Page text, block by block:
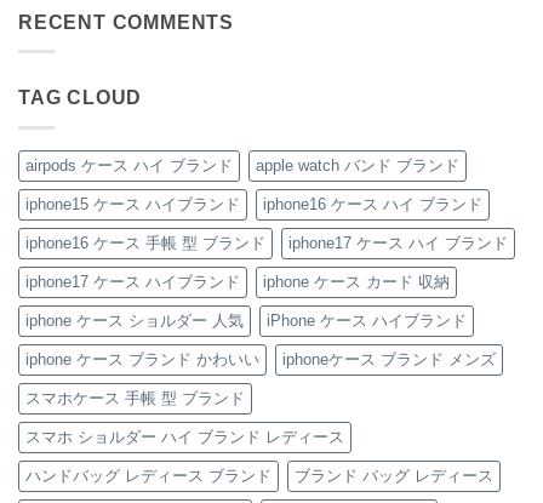
ダ
ー
ッ
ハ
イ
ブ
ラ
ン
ド
iPhone
ケ
ー
ス
の
ご
紹
介
へ
の
グ
ッ
帳
ー
ス
の
魅
力
を
底
レ
ビ
ュ
ー！
へ
の
す
め！
問
さ
れ
る
「ル
イ・
ヴ
ト
ン
iPhone
ケ
ー
ス」
へ
の
を、
美
れ
ド
風
ベ
ル
ト
付
iPhone
ケ
ー
ス
へ
の
り
ら
圧
見
人
の
た
め
の
「ハ
ブ
ラ
ン
ド
風
レ
ザ
ー
iPhone
ケ
ー
ス」
特
集
へ
ト
り
RECENT COMMENTS
TAG CLOUD
airpods ケース ハイ ブランド apple watch バンド ブランド
iphone15 ケース ハイブランド iphone16 ケース ハイ ブランド
iphone16 ケース 手帳 型 ブランド iphone17 ケース ハイ ブランド
iphone17 ケース ハイブランド iphone ケース カード 収納
iphone ケース ショルダー 人気 iPhone ケース ハイブランド
iphone ケース ブランド かわいい iphoneケース ブランド メンズ
スマホケース 手帳 型 ブランド
スマホ ショルダー ハイ ブランド レディース
ハンドバッグ レディース ブランド ブランド バッグ レディース